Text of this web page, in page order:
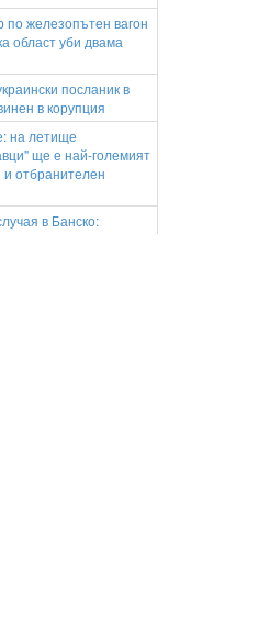
по железопътен вагон
област уби двама
посланик в
в корупция
на летище
ще е най-големият
и отбранителен
в Банско: